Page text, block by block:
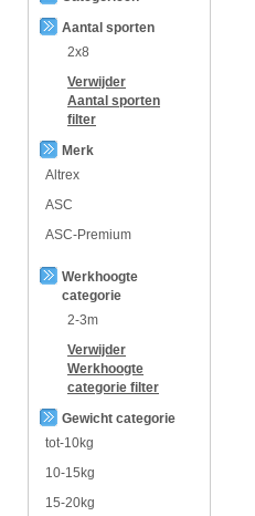
Aantal sporten
2x8
Verwijder
Aantal sporten
filter
Merk
Altrex
ASC
ASC-Premium
Werkhoogte
categorie
2-3m
Verwijder
Werkhoogte
categorie filter
Gewicht categorie
tot-10kg
10-15kg
15-20kg